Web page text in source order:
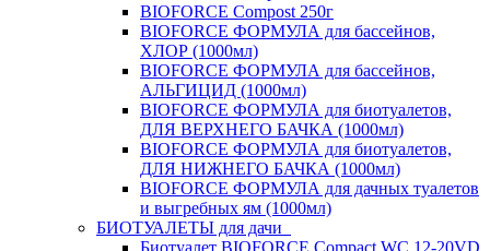
BIOFORCE Compost 250г
BIOFORCE ФОРМУЛА для бассейнов,
ХЛОР (1000мл)
BIOFORCE ФОРМУЛА для бассейнов,
АЛЬГИЦИД (1000мл)
BIOFORCE ФОРМУЛА для биотуалетов,
ДЛЯ ВЕРХНЕГО БАЧКА (1000мл)
BIOFORCE ФОРМУЛА для биотуалетов,
ДЛЯ НИЖНЕГО БАЧКА (1000мл)
BIOFORCE ФОРМУЛА для дачных туалетов
и выгребных ям (1000мл)
БИОТУАЛЕТЫ для дачи
Биотуалет BIOFORCE Compact WC 12-20VD